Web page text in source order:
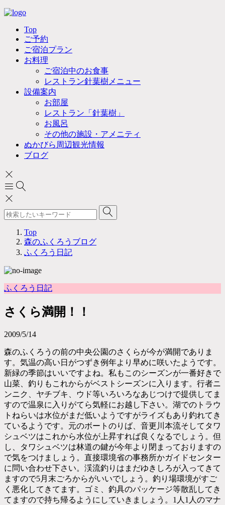
Top
ご予約
ご宿泊プラン
お料理
ご宿泊中のお食事
レストラン針葉樹メニュー
設備案内
お部屋
レストラン「針葉樹」
お風呂
その他の施設・アメニティ
ぬかびら周辺観光情報
ブログ
Top
森のふくろうブログ
ふくろう日記
ふくろう日記
さくら満開！！
2009/5/14
森のふくろうの前の中央公園のさくらが今が満開でありま
す。気温の高い日がつずき例年より早めに咲いたようです。
新緑の季節はいいですよね。私もこのシーズンが一番好きで
山菜、釣りもこれからがベストシーズンに入ります。行者ニ
ンニク、ヤチブキ、ウド等いろいろなあじつけで提供してま
すので温泉に入りがてら気軽にお越し下さい。湖でのトラウ
トねらいは水位がまだ低いようですがライズもあり釣れてき
ているようです。元のボートのりば、音更川本流そしてタワ
シュベツはこれから水位が上昇すれば良くなるでしょう。但
し、タワシュベツは林道の鍵が今年より閉まっておりますの
で気をつけましょう。直接環境省の事務所かガイドセンター
に問い合わせ下さい。渓流釣りはまだゆきしろが入ってきて
ますので5月末ごろからがいいでしょう。釣り場環境がすご
く悪化してきてます。ゴミ、釣具のパッケージ等散乱してき
てますので持ち帰るようにしていきましょう。1人1人のマナ